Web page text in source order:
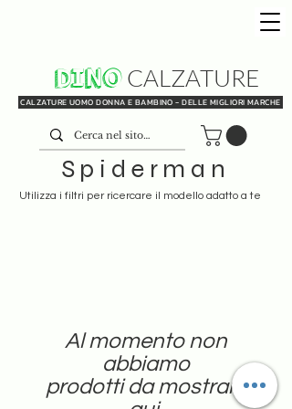
DINO
CALZATURE UOMO DONNA E BAMBINO - DELLE MIGLIORI MARCHE
CALZATURE
Spiderman
Utilizza i filtri per ricercare il modello adatto a te
Al momento non
abbiamo
prodotti da mostrare